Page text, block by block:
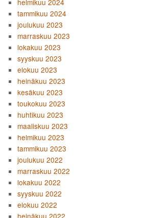
helmikuu 2024
tammikuu 2024
joulukuu 2023
marraskuu 2023
lokakuu 2023
syyskuu 2023
elokuu 2023
heinäkuu 2023
kesäkuu 2023
toukokuu 2023
huhtikuu 2023
maaliskuu 2023
helmikuu 2023
tammikuu 2023
joulukuu 2022
marraskuu 2022
lokakuu 2022
syyskuu 2022
elokuu 2022